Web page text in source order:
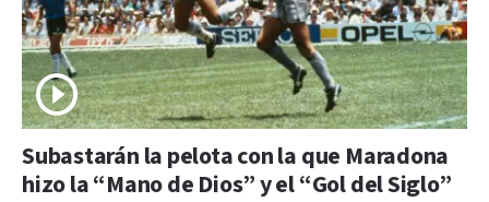
Subastarán la pelota con la que Maradona
hizo la “Mano de Dios” y el “Gol del Siglo”